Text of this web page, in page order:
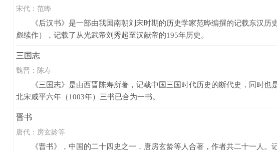
宋代： 范晔
《后汉书》是一部由我国南朝刘宋时期的历史学家范晔编撰的记载东汉历
彪续作），记载了从光武帝刘秀起至汉献帝的195年历史。
三国志
魏晋： 陈寿
《三国志》是由西晋陈寿所著，记载中国三国时代历史的断代史，同时也
北宋咸平六年（1003年）三书已合为一书。
晋书
唐代： 房玄龄等
《晋书》，中国的二十四史之一，唐房玄龄等人合著，作者共二十一人。